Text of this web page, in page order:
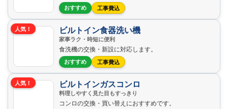
おすすめ 工事費込
人気！ ビルトイン食器洗い機
家事ラク・時短に便利
食洗機の交換・新設に対応します。
おすすめ 工事費込
人気！ ビルトインガスコンロ
料理しやすく見た目もすっきり
コンロの交換・買い替えにおすすめです。